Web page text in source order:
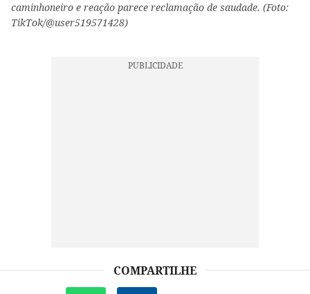
caminhoneiro e reação parece reclamação de saudade. (Foto:
TikTok/@user519571428)
COMPARTILHE